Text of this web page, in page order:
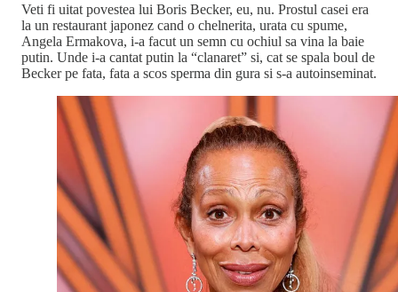
Veti fi uitat povestea lui Boris Becker, eu, nu. Prostul casei era
la un restaurant japonez cand o chelnerita, urata cu spume,
Angela Ermakova, i-a facut un semn cu ochiul sa vina la baie
putin. Unde i-a cantat putin la “clanaret” si, cat se spala boul de
Becker pe fata, fata a scos sperma din gura si s-a autoinseminat.